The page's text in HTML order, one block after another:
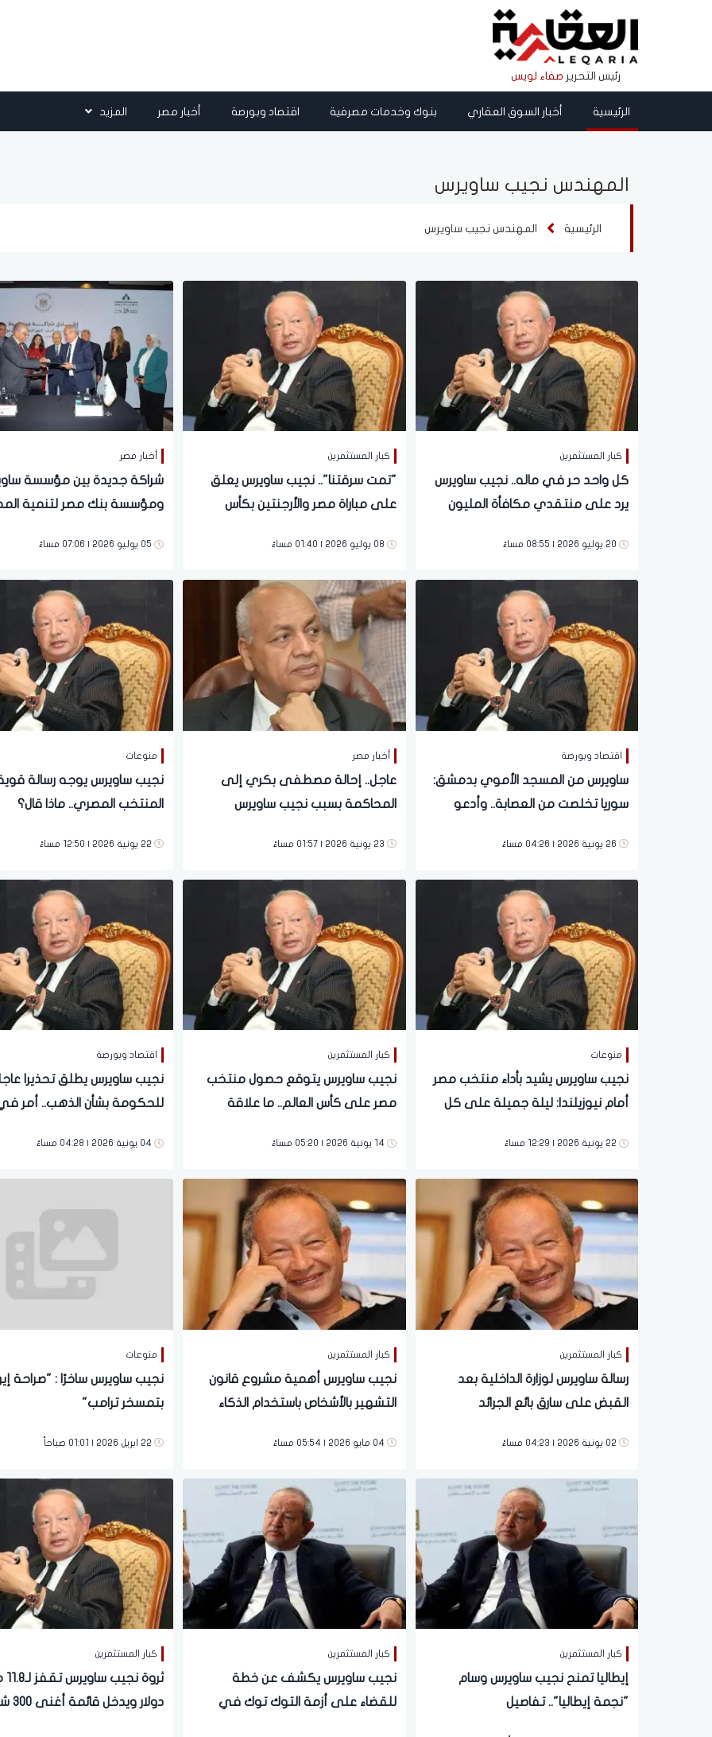
رئيس التحرير صفاء لويس
الرئيسية أخبار السوق العقاري بنوك وخدمات مصرفية اقتصاد وبورصة أخبار مصر المزيد
المهندس نجيب ساويرس
الرئيسية المهندس نجيب ساويرس
كبار المستثمرين
كل واحد حر في ماله.. نجيب ساويرس
يرد على منتقدي مكافأة المليون
20 يوليو 2026 | 08:55 مساءً
كبار المستثمرين
"تمت سرقتنا".. نجيب ساويرس يعلق
على مباراة مصر والأرجنتين بكأس
08 يوليو 2026 | 01:40 مساءً
أخبار مصر
شراكة جديدة بين مؤسسة
ومؤسسة بنك مصر لتنمية
برنامج "باب أمل" بسوهاج
05 يوليو 2026 | 07:06 مساءً
اقتصاد وبورصة
ساويرس من المسجد الأموي بدمشق:
سوريا تخلصت من العصابة.. وأدعو
مستقبلها
26 يونية 2026 | 04:26 مساءً
أخبار مصر
عاجل.. إحالة مصطفى بكري إلى
المحاكمة بسبب نجيب ساويرس
23 يونية 2026 | 01:57 مساءً
منوعات
نجيب ساويرس يوجه رسالة
المنتخب المصري.. ماذا قال؟
22 يونية 2026 | 12:50 مساءً
منوعات
نجيب ساويرس يشيد بأداء منتخب مصر
أمام نيوزيلندا: ليلة جميلة على كل
22 يونية 2026 | 12:29 مساءً
كبار المستثمرين
نجيب ساويرس يتوقع حصول منتخب
مصر على كأس العالم.. ما علاقة
14 يونية 2026 | 05:20 مساءً
اقتصاد وبورصة
نجيب ساويرس يطلق تحذيرا
للحكومة بشأن الذهب.. أمر
04 يونية 2026 | 04:28 مساءً
كبار المستثمرين
رسالة ساويرس لوزارة الداخلية بعد
القبض على سارق بائع الجرائد
02 يونية 2026 | 04:23 مساءً
كبار المستثمرين
نجيب ساويرس أهمية مشروع قانون
التشهير بالأشخاص باستخدام الذكاء
04 مايو 2026 | 05:54 مساءً
منوعات
نجيب ساويرس ساخرًا : ‏"صراحة
بتمسخر ترامب"
22 ابريل 2026 | 01:01 صباحاً
كبار المستثمرين
إيطاليا تمنح نجيب ساويرس وسام
"نجمة إيطاليا".. تفاصيل
كبار المستثمرين
نجيب ساويرس يكشف عن خطة
للقضاء على أزمة التوك توك في
كبار المستثمرين
دولار